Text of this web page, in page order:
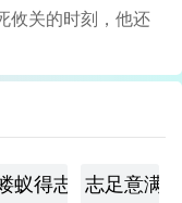
攸关的时刻，他还
蚁得志 志足意满